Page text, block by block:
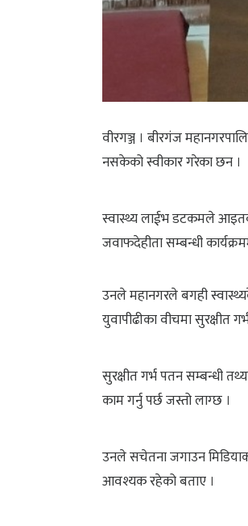
वीरगञ्ज । बीरगंज
नसकेको स्वीकार गरेका छन ।
स्वास्थ्य लाईभ डटकमले
जवाफदेहीता सम्बन्धी
उनले महानगरले बगही
युवापीढीका वीचमा सुरक्षीत
सुरक्षीत गर्भ पतन सम्बन्धी
काम गर्नु पर्छ जस्तो लाग्छ ।
उनले सचेतना जगाउन
आवश्यक रहेको बताए ।